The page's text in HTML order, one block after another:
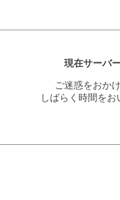
現在サーバ
ご迷惑をおか
しばらく時間を